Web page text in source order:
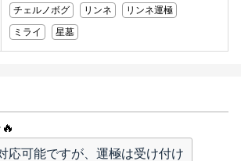
チェルノボグ
リンネ
リンネ運極
ミライ
星墓
応可能ですが、運極は受け付け